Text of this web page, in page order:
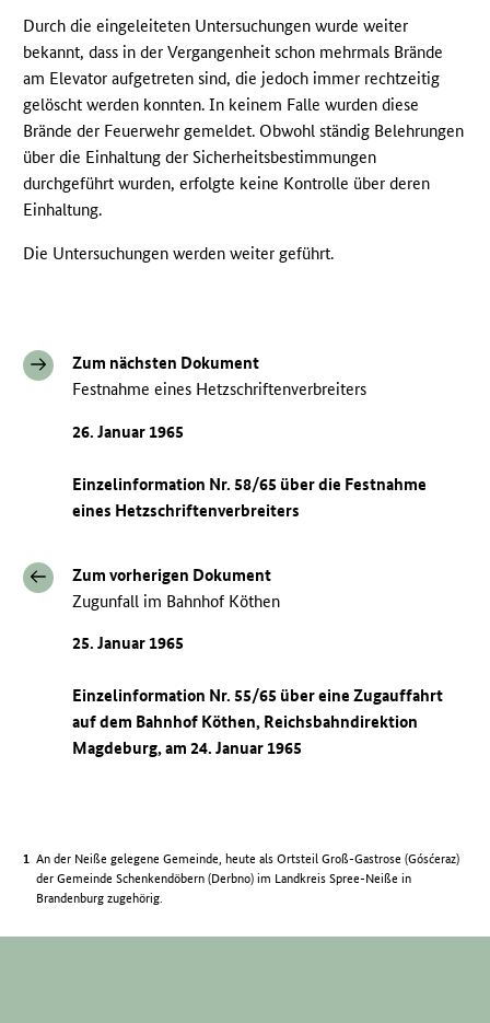
Durch die eingeleiteten Untersuchungen wurde weiter
bekannt, dass in der Vergangenheit schon mehrmals Brände
am Elevator aufgetreten sind, die jedoch immer rechtzeitig
gelöscht werden konnten. In keinem Falle wurden diese
Brände der Feuerwehr gemeldet. Obwohl ständig Belehrungen
über die Einhaltung der Sicherheitsbestimmungen
durchgeführt wurden, erfolgte keine Kontrolle über deren
Einhaltung.
Die Untersuchungen werden weiter geführt.
Zum nächsten Dokument
Festnahme eines Hetzschriftenverbreiters
26. Januar 1965
Einzelinformation Nr. 58/65 über die Festnahme
eines Hetzschriftenverbreiters
Zum vorherigen Dokument
Zugunfall im Bahnhof Köthen
25. Januar 1965
Einzelinformation Nr. 55/65 über eine Zugauffahrt
auf dem Bahnhof Köthen, Reichsbahndirektion
Magdeburg, am 24. Januar 1965
An der Neiße gelegene Gemeinde, heute als Ortsteil Groß-Gastrose (Gósćeraz)
der Gemeinde Schenkendöbern (Derbno) im Landkreis Spree-Neiße in
Brandenburg zugehörig.